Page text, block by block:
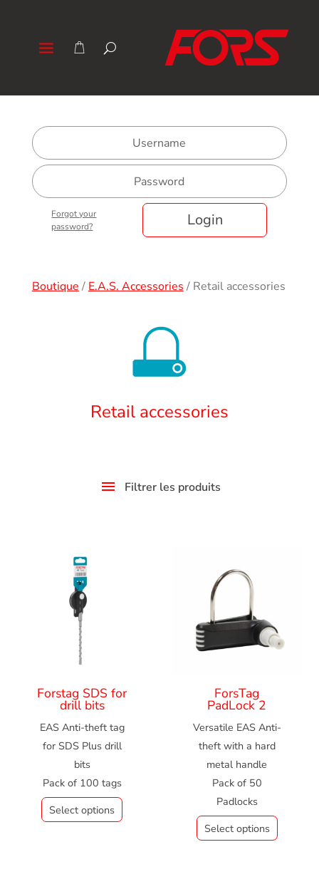
Forgot your
password?
Login
Boutique / E.A.S. Accessories / Retail accessories
Retail accessories
Filtrer les produits
Forstag SDS for
drill bits
EAS Anti-theft tag
for SDS Plus drill
bits
Pack of 100 tags
Select options
ForsTag
PadLock 2
Versatile EAS Anti-
theft with a hard
metal handle
Pack of 50
Padlocks
Select options